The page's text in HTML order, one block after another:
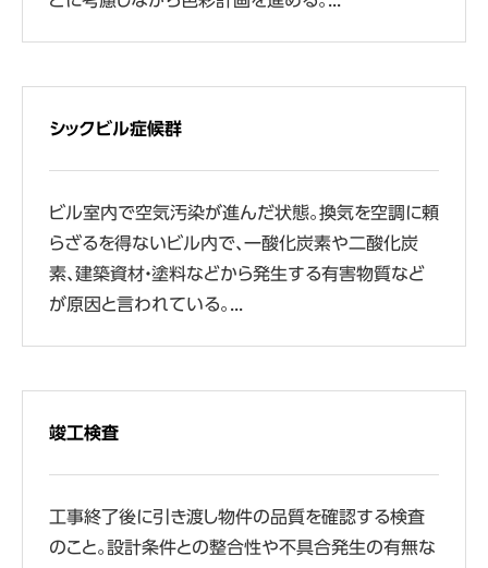
シックビル症候群
ビル室内で空気汚染が進んだ状態。換気を空調に頼
らざるを得ないビル内で、一酸化炭素や二酸化炭
素、建築資材・塗料などから発生する有害物質など
が原因と言われている。...
竣工検査
工事終了後に引き渡し物件の品質を確認する検査
のこと。設計条件との整合性や不具合発生の有無な